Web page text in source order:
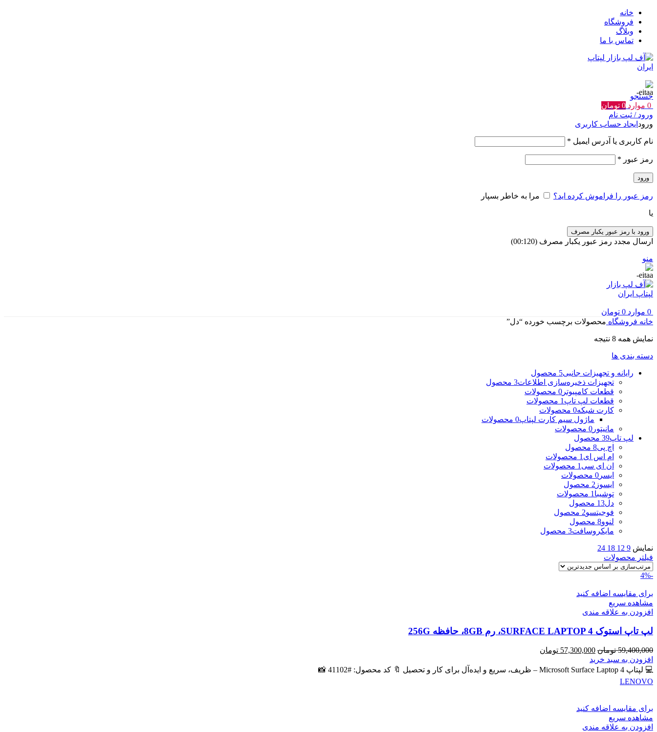
خانه
فروشگاه
وبلاگ
تماس با ما
جستجو
0 موارد 0 تومان
ورود / ثبت نام
ورود ایجاد حساب کاربری
نام کاربری یا آدرس ایمیل *
رمز عبور *
ورود
رمز عبور را فراموش کرده اید؟ مرا به خاطر بسپار
یا
ورود با رمز عبور یکبار مصرف
ارسال مجدد رمز عبور یکبار مصرف (00:
120
)
منو
0 موارد 0 تومان
خانه فروشگاه محصولات برچسب خورده “دل”
نمایش همه 8 نتیجه
دسته بندی ها
رایانه و تجهیزات جانبی5 محصول
تجهیزات ذخیره‌سازی اطلاعات3 محصول
قطعات کامپیوتر 0 محصولات
قطعات لپ تاپ 1 محصولات
کارت شبکه0 محصولات
ماژول سیم کارت لپتاپ0 محصولات
مانیتور 0 محصولات
لپ تاپ39 محصول
اچ پی8 محصول
ام اس ای 1 محصولات
ان ای سی 1 محصولات
ایسر 0 محصولات
ایسوز 2 محصول
توشیبا 1 محصولات
دل13 محصول
فوجیتسو2 محصول
لنوو8 محصول
مایکروسافت3 محصول
نمایش 9
12
18
24
فیلتر محصولات
-4%
برای مقایسه اضافه کنید
مشاهده سریع
افزودن به علاقه مندی
لپ تاپ استوک SURFACE LAPTOP 4، رم 8GB، حافظه 256G
59,400,000 تومان قیمت
اصلی
59,400,000 تومان
57,300,000 تومان
57,300,000 تومان
افزودن به سبد خرید
💻 لپتاپ Microsoft Surface Laptop 4 – ظریف، سریع و ایده‌آل برای کار و تحصیل 🔖 کد محصول: #41102 📸
LENOVO
برای مقایسه اضافه کنید
مشاهده سریع
افزودن به علاقه مندی